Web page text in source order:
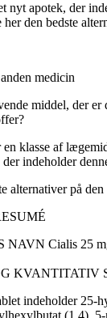
nyt apotek, der
den bedste
medicin
middel, der er
klasse af
indeholder
alternativer på den
NAVN Cialis 25
KVANTITATIV
indeholder 25-